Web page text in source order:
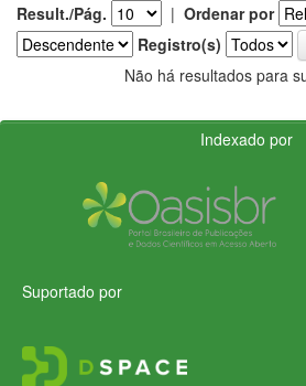
Result./Pág. | Ordenar por
Registro(s)
Não há resultados para
Indexado por
Suportado por